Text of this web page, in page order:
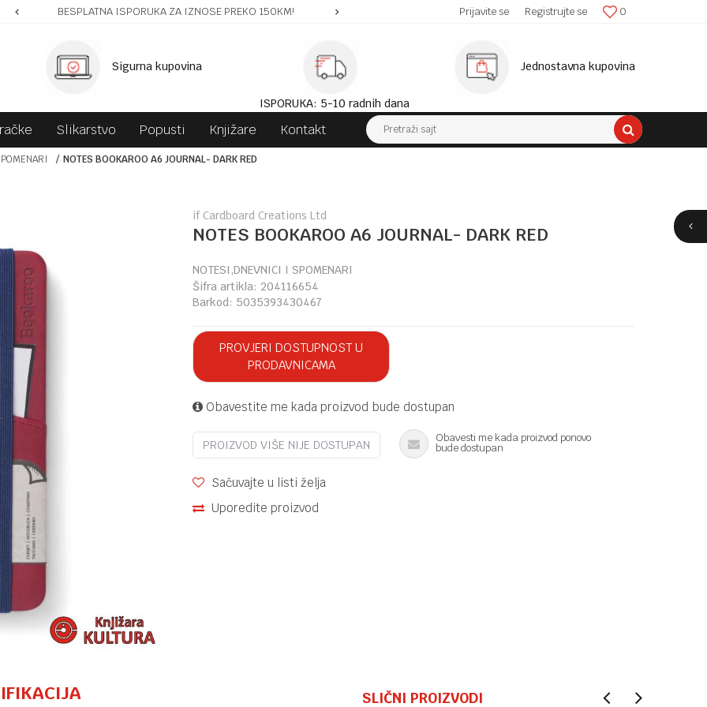
BESPLATNA ISPORUKA ZA IZNOSE PREKO 150KM! SIGURNA ISPORUKA! 0
Prijavite se Registrujte se
Sigurna kupovina
ISPORUKA: 5-10 radnih dana
Jednostavna kupovina
Slikarstvo Popusti Knjižare Kontakt Pretraži sajt
NOTES BOOKAROO A6 JOURNAL- DARK RED
if Cardboard Creations Ltd
NOTES BOOKAROO A6 JOURNAL- DARK RED
NOTESI,DNEVNICI I SPOMENARI
Šifra artikla: 204116654
Barkod: 5035393430467
PROVJERI DOSTUPNOST U
PRODAVNICAMA
Obavestite me kada proizvod bude dostupan
PROIZVOD VIŠE NIJE DOSTUPAN
Obavesti me kada proizvod ponovo
bude dostupan
Sačuvajte u listi želja
Uporedite proizvod
SLIČNI PROIZVODI